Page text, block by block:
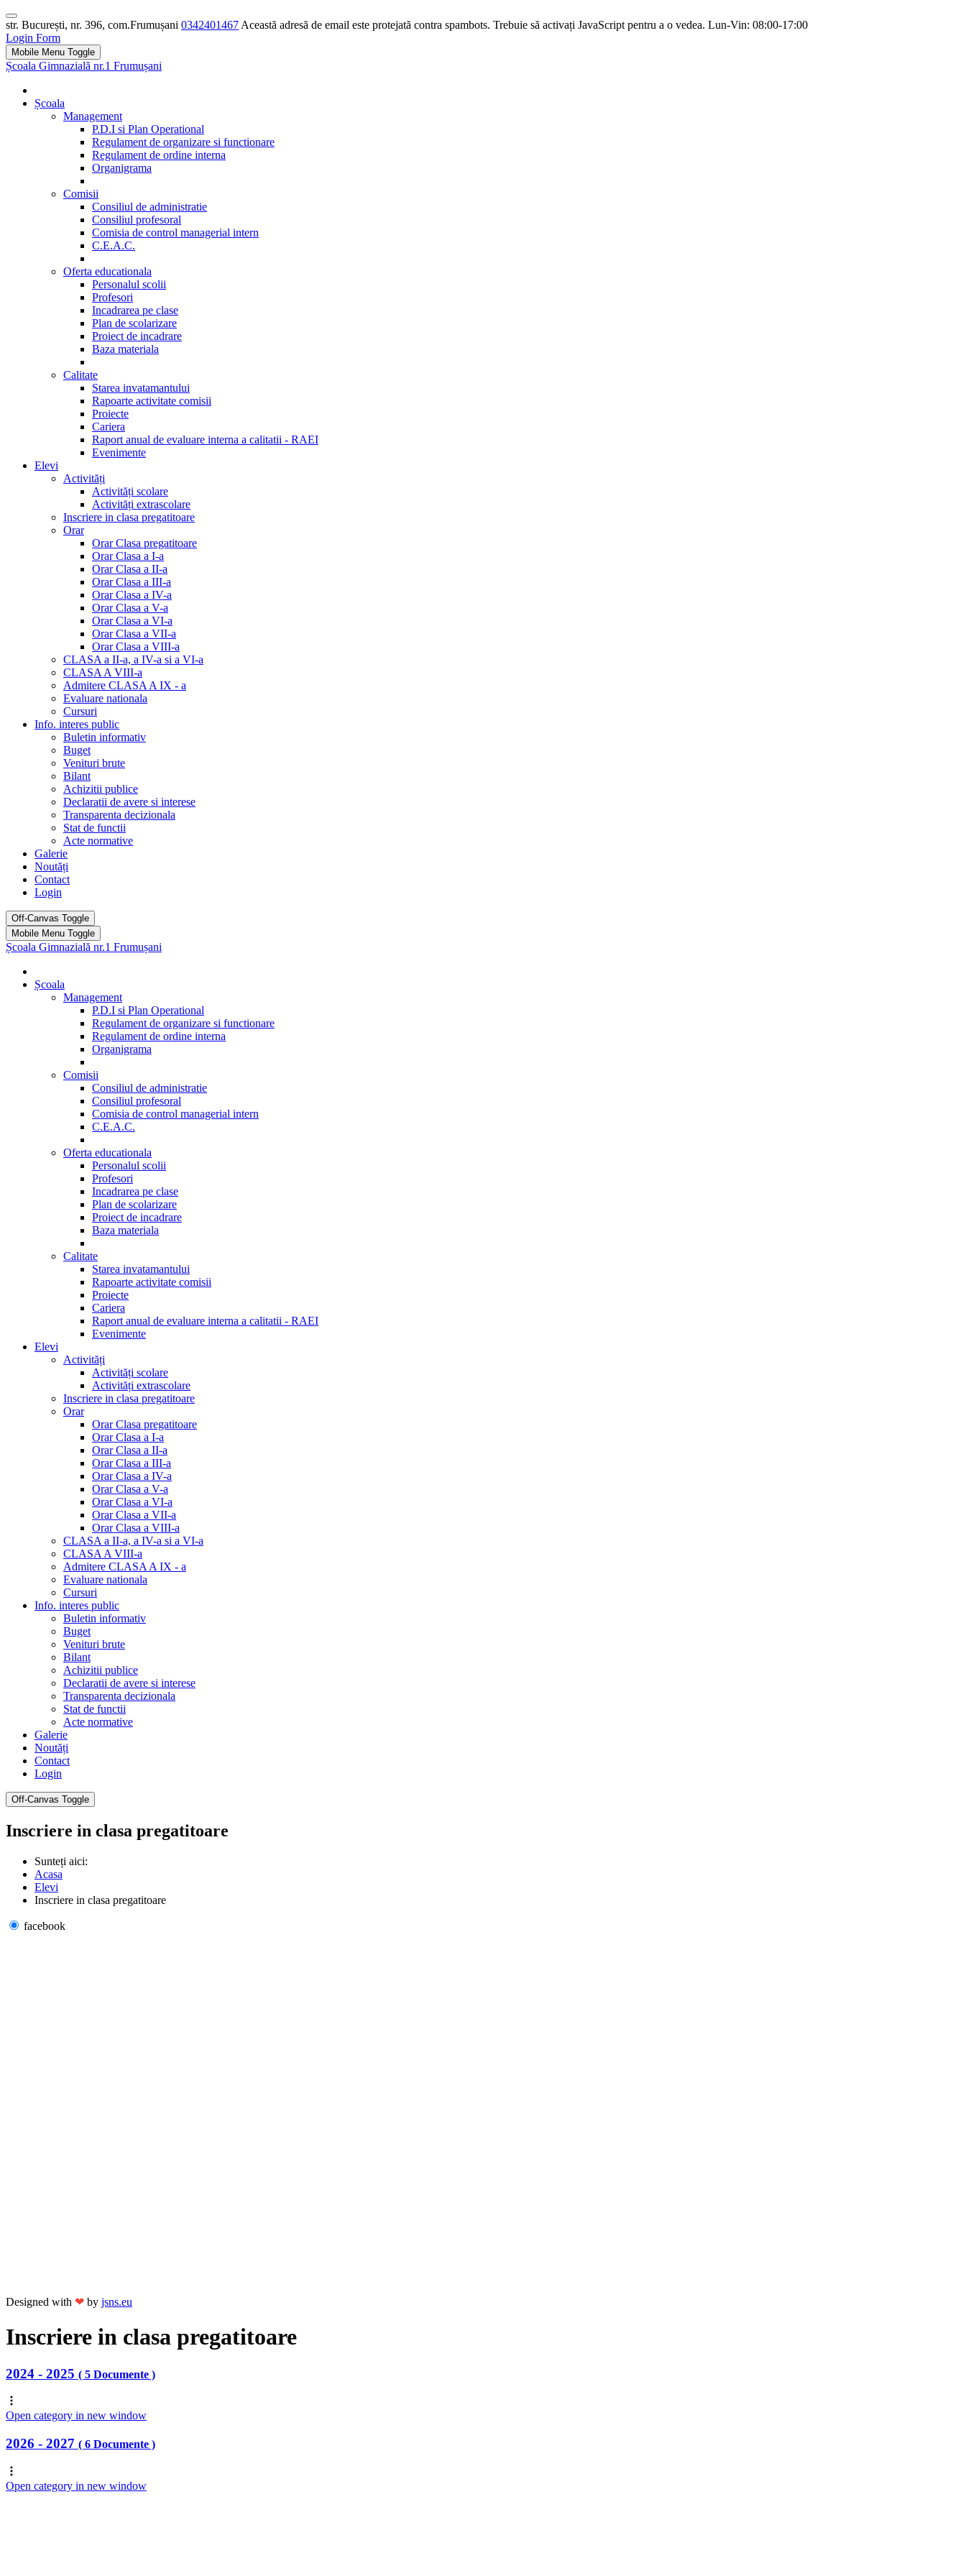
str. București, nr. 396, com.Frumușani 0342401467 Această adresă de email este protejată contra spambots. Trebuie să activați JavaScript pentru a o vedea. Lun-Vin: 08:00-17:00
Login Form
Mobile Menu Toggle
Școala Gimnazială nr.1 Frumușani
Școala
Management
P.D.I si Plan Operational
Regulament de organizare si functionare
Regulament de ordine interna
Organigrama
Comisii
Consiliul de administratie
Consiliul profesoral
Comisia de control managerial intern
C.E.A.C.
Oferta educationala
Personalul scolii
Profesori
Incadrarea pe clase
Plan de scolarizare
Proiect de incadrare
Baza materiala
Calitate
Starea invatamantului
Rapoarte activitate comisii
Proiecte
Cariera
Raport anual de evaluare interna a calitatii - RAEI
Evenimente
Elevi
Activități
Activități scolare
Activități extrascolare
Inscriere in clasa pregatitoare
Orar
Orar Clasa pregatitoare
Orar Clasa a I-a
Orar Clasa a II-a
Orar Clasa a III-a
Orar Clasa a IV-a
Orar Clasa a V-a
Orar Clasa a VI-a
Orar Clasa a VII-a
Orar Clasa a VIII-a
CLASA a II-a, a IV-a si a VI-a
CLASA A VIII-a
Admitere CLASA A IX - a
Evaluare nationala
Cursuri
Info. interes public
Buletin informativ
Buget
Venituri brute
Bilant
Achizitii publice
Declaratii de avere si interese
Transparenta decizionala
Stat de functii
Acte normative
Galerie
Noutăți
Contact
Login
Off-Canvas Toggle
Mobile Menu Toggle
Școala Gimnazială nr.1 Frumușani
Școala
Management
P.D.I si Plan Operational
Regulament de organizare si functionare
Regulament de ordine interna
Organigrama
Comisii
Consiliul de administratie
Consiliul profesoral
Comisia de control managerial intern
C.E.A.C.
Oferta educationala
Personalul scolii
Profesori
Incadrarea pe clase
Plan de scolarizare
Proiect de incadrare
Baza materiala
Calitate
Starea invatamantului
Rapoarte activitate comisii
Proiecte
Cariera
Raport anual de evaluare interna a calitatii - RAEI
Evenimente
Elevi
Activități
Activități scolare
Activități extrascolare
Inscriere in clasa pregatitoare
Orar
Orar Clasa pregatitoare
Orar Clasa a I-a
Orar Clasa a II-a
Orar Clasa a III-a
Orar Clasa a IV-a
Orar Clasa a V-a
Orar Clasa a VI-a
Orar Clasa a VII-a
Orar Clasa a VIII-a
CLASA a II-a, a IV-a si a VI-a
CLASA A VIII-a
Admitere CLASA A IX - a
Evaluare nationala
Cursuri
Info. interes public
Buletin informativ
Buget
Venituri brute
Bilant
Achizitii publice
Declaratii de avere si interese
Transparenta decizionala
Stat de functii
Acte normative
Galerie
Noutăți
Contact
Login
Off-Canvas Toggle
Inscriere in clasa pregatitoare
Sunteți aici:
Acasa
Elevi
Inscriere in clasa pregatitoare
facebook
Designed with ❤ by jsns.eu
Inscriere in clasa pregatitoare
2024 - 2025 ( 5 Documente )
Open category in new window
2026 - 2027 ( 6 Documente )
Open category in new window